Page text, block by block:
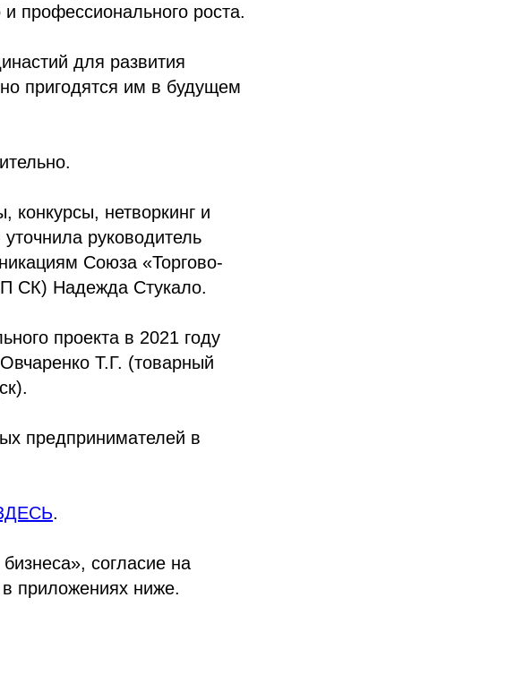
профессионального роста.
для развития
пригодятся им в будущем
конкурсы, нетворкинг и
руководитель
Союза «Торгово-
СК) Надежда Стукало.
проекта в 2021 году
Т.Г. (товарный
предпринимателей в
.
согласие на
приложениях ниже.